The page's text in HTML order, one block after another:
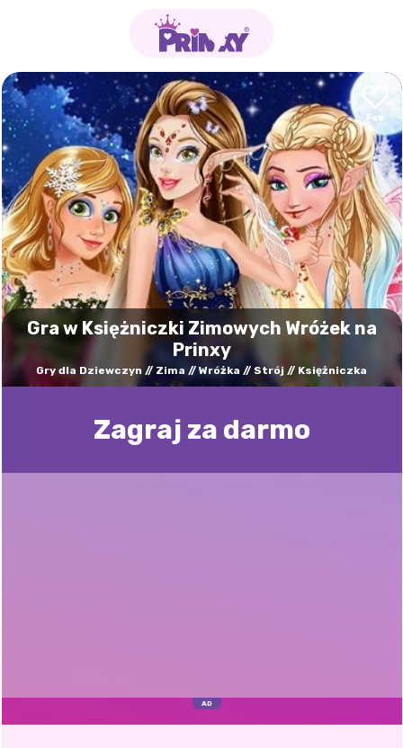
Gra w Księżniczki Zimowych Wróżek na
Prinxy
Gry dla Dziewczyn Zima Wróżka Strój Księżniczka
Zagraj za darmo